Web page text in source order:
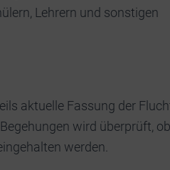
Lehrern und sonstigen
aktuelle Fassung der
wird überprüft,
werden.